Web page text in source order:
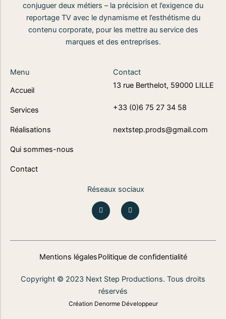
conjuguer deux métiers – la précision et l’exigence du
reportage TV avec le dynamisme et l’esthétisme du
contenu corporate, pour les mettre au service des
marques et des entreprises.
Menu
Accueil
Services
Réalisations
Qui sommes-nous
Contact
Contact
13 rue Berthelot, 59000 LILLE
+33 (0)6 75 27 34 58
nextstep.prods@gmail.com
Réseaux sociaux
I
n
s
g
a
m
L
i
n
d
n
Copyright © 2023 Next Step Productions. Tous droits
réservés
Création Denorme Développeur
Mentions légalesPolitique de confidentialité